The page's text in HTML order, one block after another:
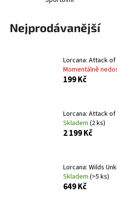
Nejprodávanější
Lorcana: Attack
Momentálně
199 Kč
Lorcana: Attack
Skladem (2 ks)
2 199 Kč
Lorcana: Wilds
Skladem (>5 ks)
649 Kč
j
HLEDAT